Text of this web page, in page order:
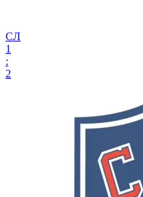
СЛ
1
:
2